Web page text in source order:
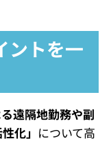
ントを一
遠隔地勤務や副
化」 について高